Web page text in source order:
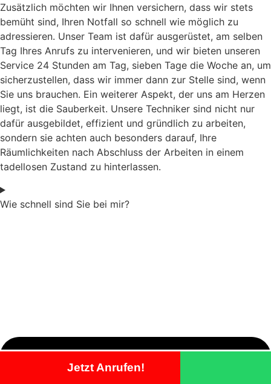
Zusätzlich möchten wir Ihnen versichern, dass wir stets
bemüht sind, Ihren Notfall so schnell wie möglich zu
adressieren. Unser Team ist dafür ausgerüstet, am selben
Tag Ihres Anrufs zu intervenieren, und wir bieten unseren
Service 24 Stunden am Tag, sieben Tage die Woche an, um
sicherzustellen, dass wir immer dann zur Stelle sind, wenn
Sie uns brauchen. Ein weiterer Aspekt, der uns am Herzen
liegt, ist die Sauberkeit. Unsere Techniker sind nicht nur
dafür ausgebildet, effizient und gründlich zu arbeiten,
sondern sie achten auch besonders darauf, Ihre
Räumlichkeiten nach Abschluss der Arbeiten in einem
tadellosen Zustand zu hinterlassen.
Wie schnell sind Sie bei mir?
Jetzt Anrufen!